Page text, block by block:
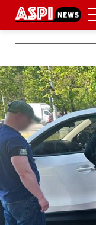
#ООС
#боротьба
з
корупцією